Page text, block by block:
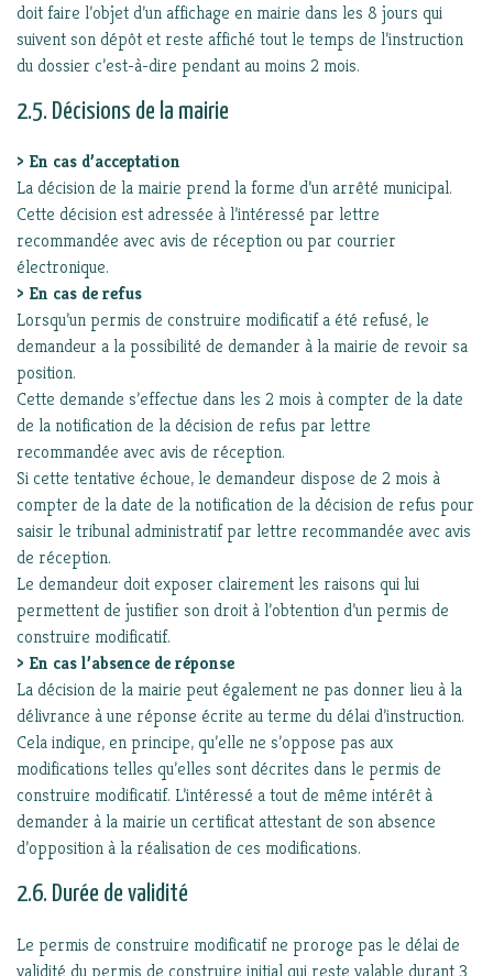
doit faire l’objet d’un affichage en mairie dans les 8 jours qui
suivent son dépôt et reste affiché tout le temps de l’instruction
du dossier c’est-à-dire pendant au moins 2 mois.
2.5. Décisions de la mairie
> En cas d’acceptation
La décision de la mairie prend la forme d’un arrêté municipal.
Cette décision est adressée à l’intéressé par lettre
recommandée avec avis de réception ou par courrier
électronique.
> En cas de refus
Lorsqu’un permis de construire modificatif a été refusé, le
demandeur a la possibilité de demander à la mairie de revoir sa
position.
Cette demande s’effectue dans les 2 mois à compter de la date
de la notification de la décision de refus par lettre
recommandée avec avis de réception.
Si cette tentative échoue, le demandeur dispose de 2 mois à
compter de la date de la notification de la décision de refus pour
saisir le tribunal administratif par lettre recommandée avec avis
de réception.
Le demandeur doit exposer clairement les raisons qui lui
permettent de justifier son droit à l’obtention d’un permis de
construire modificatif.
> En cas l’absence de réponse
La décision de la mairie peut également ne pas donner lieu à la
délivrance à une réponse écrite au terme du délai d’instruction.
Cela indique, en principe, qu’elle ne s’oppose pas aux
modifications telles qu’elles sont décrites dans le permis de
construire modificatif. L’intéressé a tout de même intérêt à
demander à la mairie un certificat attestant de son absence
d’opposition à la réalisation de ces modifications.
2.6. Durée de validité
Le permis de construire modificatif ne proroge pas le délai de
validité du permis de construire initial qui reste valable durant 3